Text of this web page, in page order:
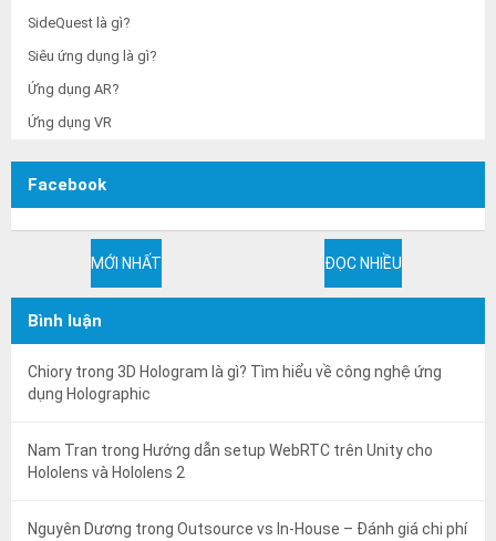
SideQuest là gì?
Siêu ứng dụng là gì?
Ứng dụng AR?
Ứng dụng VR
Facebook
MỚI NHẤT ĐỌC NHIỀU
Bình luận
Chiory trong 3D Hologram là gì? Tìm hiểu về công nghệ ứng
dụng Holographic
Nam Tran trong Hướng dẫn setup WebRTC trên Unity cho
Hololens và Hololens 2
Nguyên Dương trong Outsource vs In-House – Đánh giá chi phí